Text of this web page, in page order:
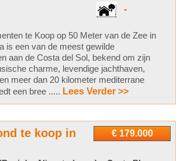
-
te Koop op 50 Meter van de Zee in
is een van de meest gewilde
aan de Costa del Sol, bekend om zijn
charme, levendige jachthaven,
meer dan 20 kilometer mediterrane
een bree ..... Lees Verder >>
€ 179.000
te koop in